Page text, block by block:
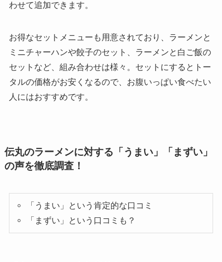
わせて追加できます。
お得なセットメニューも用意されており、ラーメンと
ミニチャーハンや餃子のセット、ラーメンと白ご飯の
セットなど、組み合わせは様々。セットにするとトー
タルの価格がお安くなるので、お腹いっぱい食べたい
人にはおすすめです。
伝丸のラーメンに対する「うまい」「まずい」
の声を徹底調査！
「うまい」という肯定的な口コミ
「まずい」という口コミも？